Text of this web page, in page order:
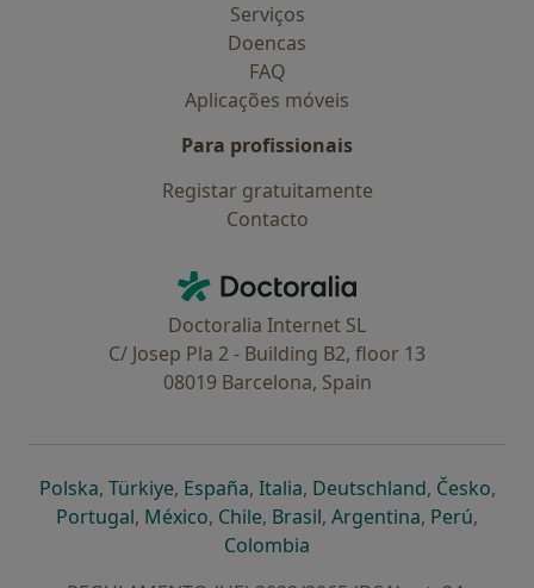
Serviços
Doencas
FAQ
Aplicações móveis
Para profissionais
Registar gratuitamente
Contacto
Doctoralia - Homepage
Doctoralia Internet SL
C/ Josep Pla 2 - Building B2, floor 13
08019 Barcelona, Spain
Polskaabre num novo separador
, Türkiyeabre num novo separador
, Españaabre num novo separador
, Italiaabre num novo
, Deutschlandabre num
, Česko,
Portugalabre num novo separador
, Méxicoabre num novo separador
, Chileabre num novo separador
, Brasilabre num novo
, Argentinaabre num
, Perúabre
,
Colombia